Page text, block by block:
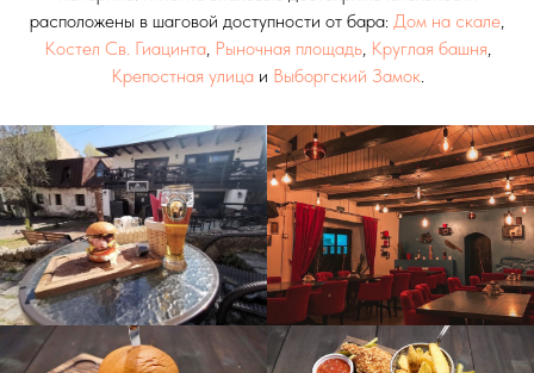
расположены в шаговой доступности от бара: Дом на скале,
Костел Св. Гиацинта, Рыночная площадь, Круглая башня,
Крепостная улицаи Выборгский Замок.